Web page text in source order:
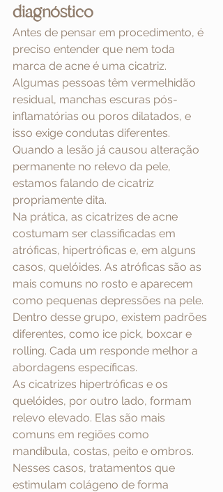
diagnóstico
Antes de pensar em procedimento, é
preciso entender que nem toda
marca de acne é uma cicatriz.
Algumas pessoas têm vermelhidão
residual, manchas escuras pós-
inflamatórias ou poros dilatados, e
isso exige condutas diferentes.
Quando a lesão já causou alteração
permanente no relevo da pele,
estamos falando de cicatriz
propriamente dita.
Na prática, as cicatrizes de acne
costumam ser classificadas em
atróficas, hipertróficas e, em alguns
casos, quelóides. As atróficas são as
mais comuns no rosto e aparecem
como pequenas depressões na pele.
Dentro desse grupo, existem padrões
diferentes, como ice pick, boxcar e
rolling. Cada um responde melhor a
abordagens específicas.
As cicatrizes hipertróficas e os
quelóides, por outro lado, formam
relevo elevado. Elas são mais
comuns em regiões como
mandíbula, costas, peito e ombros.
Nesses casos, tratamentos que
estimulam colágeno de forma